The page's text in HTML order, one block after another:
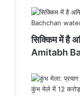
सिक्किम में है
Amitabh